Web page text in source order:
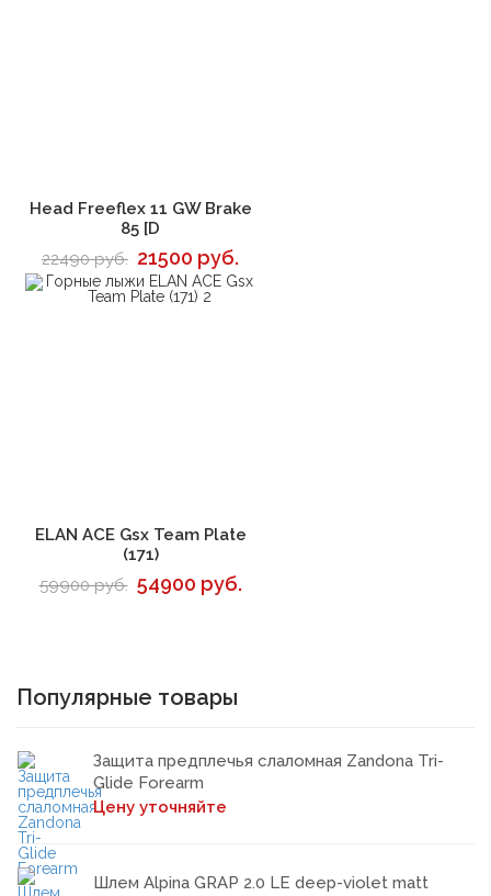
В корзину
Head Freeflex 11 GW Brake
85 [D
22490 руб. 21500 руб.
В корзину
ELAN ACE Gsx Team Plate
(171)
59900 руб. 54900 руб.
Популярные товары
Защита предплечья слаломная Zandona Tri-
Glide Forearm
Цену уточняйте
Шлем Alpina GRAP 2.0 LE deep-violet matt